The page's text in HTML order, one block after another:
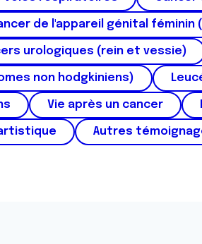
de l'appareil génital
urologiques (rein et vessie)
non hodgkiniens)
Vie après un cancer
Autres